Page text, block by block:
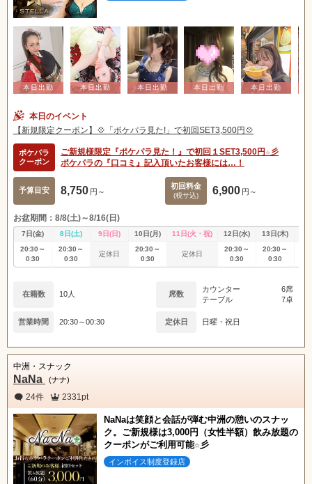
本日のイベント
【新規限定クーポン】💠「ポケパラ見た!」で初回SET3,500円💠
ポケパラ
クーポン
ご新規様限定『ポケパラ見た！』で初回１SET3,500円☆彡
ポケパラの『口コミ』記入頂いたお客様には…！
予算目安 8,750 円～
初回料金
(税サ込) 6,900 円～
お盆期間：8/8(土)～8/16(日)
7日(金) 8日(土) 9日(日) 10日(月) 11日(火・祝) 12日(水) 13日(木)
20:30～
0:30
20:30～
0:30
定休日
20:30～
0:30
定休日
20:30～
0:30
20:30～
0:30
在籍数 10人 席数
カウンター
6席
テーブル
7卓
営業時間 20:30～00:30 定休日 日曜・祝日
中洲・スナック
NaNa (ナナ)
24件 2331pt
NaNaは笑顔と会話が弾む中洲の憩いのスナッ
ク。ご新規様は3,000円（女性半額）飲み放題の
クーポンがご利用可能☆彡
インボイス制度登録店